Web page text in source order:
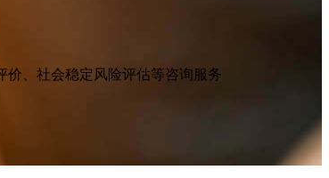
价、社会稳定风险评估等咨询服务